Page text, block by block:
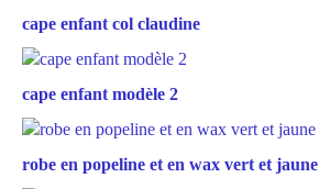
cape enfant col claudine
cape enfant modèle 2
robe en popeline et en wax vert et jaune